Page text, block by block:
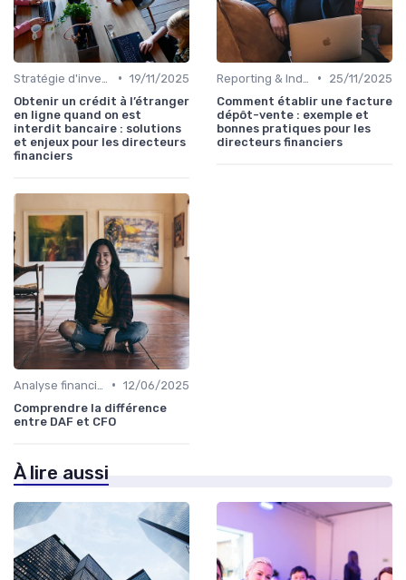
• 19/11/2025
Obtenir un crédit à l’étranger
en ligne quand on est
interdit bancaire : solutions
et enjeux pour les directeurs
financiers
•
25/11/2025
Comment établir une facture
dépôt-vente : exemple et
bonnes pratiques pour les
directeurs financiers
• 12/06/2025
Comprendre la différence
entre DAF et CFO
À lire aussi